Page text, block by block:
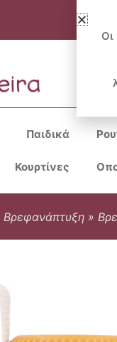
Παιδικά
Κουρτίνες
Βρεφανάπτυξη »
Οι